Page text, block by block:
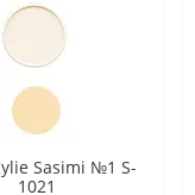
Sasimi №1 S-
1021